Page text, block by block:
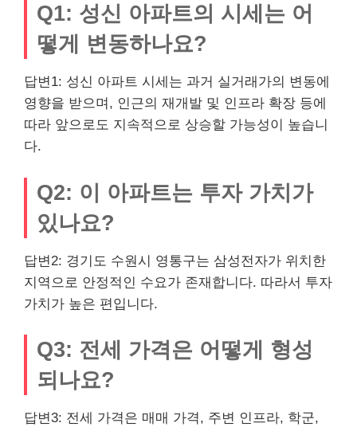
Q1: 성신 아파트의 시세는 어
떻게 변동하나요?
답변1: 성신 아파트 시세는 과거 실거래가의 변동에
영향을 받으며, 인근의 재개발 및 인프라 확장 등에
따라 앞으로도 지속적으로 상승할 가능성이 높습니
다.
Q2: 이 아파트는 투자 가치가
있나요?
답변2: 경기도 수원시 영통구는 삼성전자가 위치한
지역으로 안정적인 수요가 존재합니다. 따라서 투자
가치가 높은 편입니다.
Q3: 전세 가격은 어떻게 형성
되나요?
답변3: 전세 가격은 매매 가격, 주변 인프라, 학군,